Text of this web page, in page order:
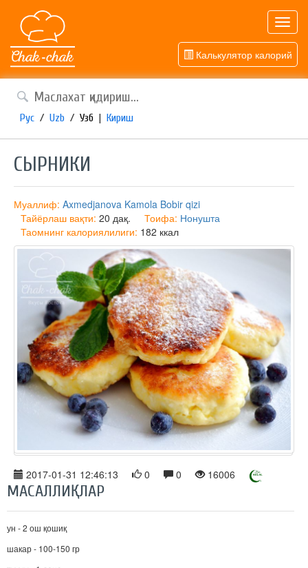
Калькулятор калорий
Рус / Uzb / Узб | Кириш
СЫРНИКИ
Муаллиф: Axmedjanova Kamola Bobir qizi
Тайёрлаш вақти: 20 дақ. Тоифа: Нонушта
Таомнинг калориялилиги: 182 ккал
2017-01-31 12:46:13 0 0 16006
МАСАЛЛИҚЛАР
ун - 2 ош қошиқ
шакар - 100-150 гр